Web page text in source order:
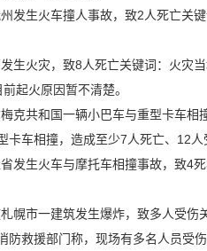
发生火车撞人事故，致2人死亡关
生火灾，致8人死亡关键词：火灾
起火原因暂不清楚。
克共和国一辆小巴车与重型卡车
卡车相撞，造成‌至少7人死亡、12
发生火车与摩托车相撞事故，致4
幌市一建筑发生爆炸，致多人受
防救援部门称，现场有多名人员受